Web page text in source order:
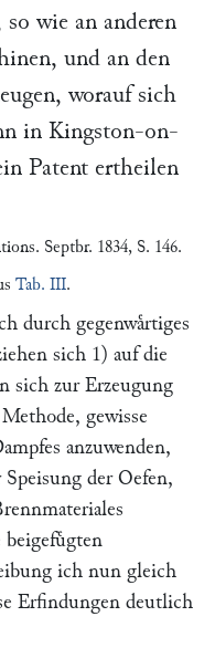
wie an anderen
und an den
worauf sich
in Kingston-on-
Patent ertheilen
. Septbr. 1834, S. 146.
Tab. III.
durch gegenwaͤrtiges
sich 1) auf die
sich zur Erzeugung
gewisse
anzuwenden,
der Oefen,
ich nun gleich
Erfindungen deutlich